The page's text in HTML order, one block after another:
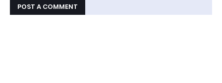
POST A COMMENT